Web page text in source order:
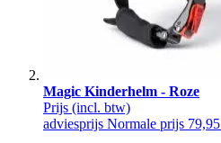
Magic Kinderhelm - Roze
Prijs (incl. btw)
adviesprijs Normale prijs 79,95